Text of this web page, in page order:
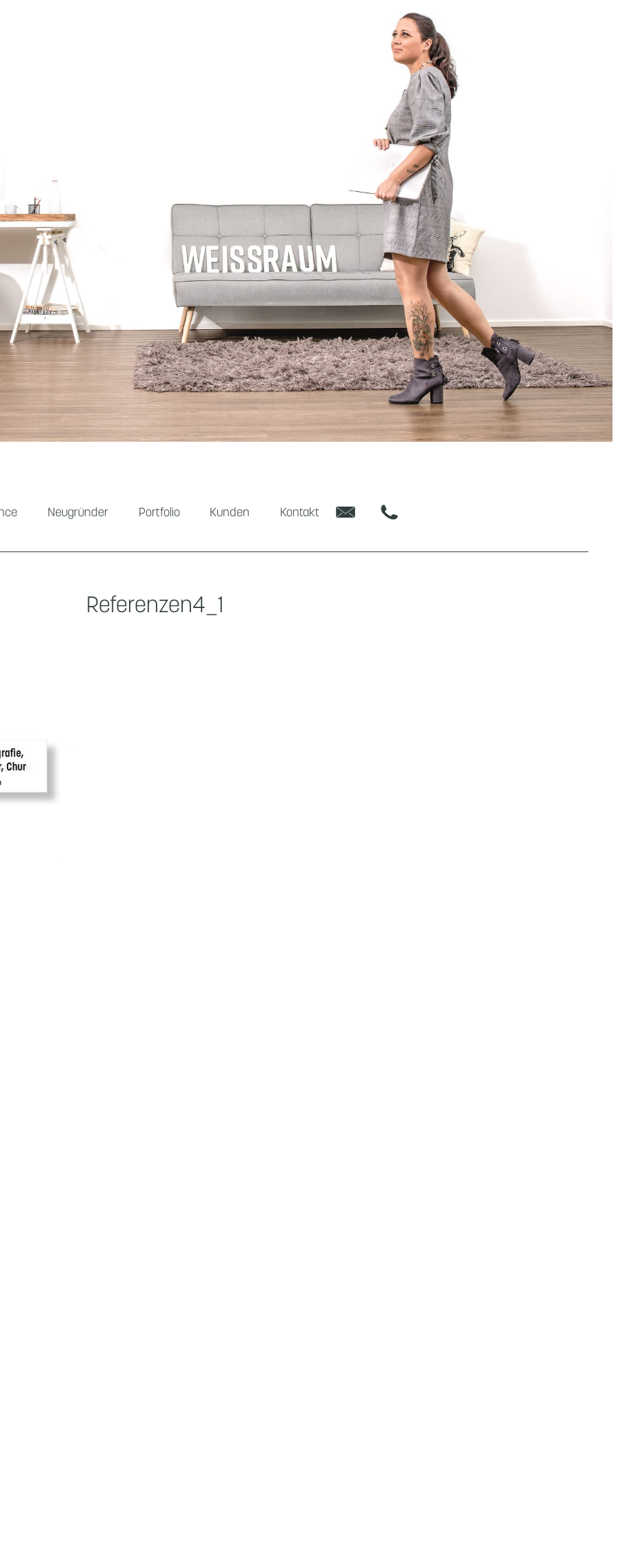
Neugründer Portfolio Kunden Kontakt E-Mail Phone
Referenzen4_1